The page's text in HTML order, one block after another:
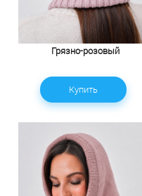
Грязно-розовый
Купить